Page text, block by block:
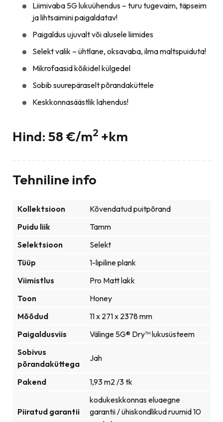
Liimivaba 5G lukuühendus – turu tugevaim, täpseim
ja lihtsaimini paigaldatav!
Paigaldus ujuvalt või alusele liimides
Selekt valik – ühtlane, oksavaba, ilma maltspuiduta!
Mikrofaasid kõikidel külgedel
Sobib suurepäraselt põrandaküttele
Keskkonnasäästlik lahendus!
Hind: 58 €/m2 +km
Tehniline info
Kollektsioon
Kõvendatud puitpõrand
Puidu liik
Tamm
Selektsioon
Selekt
Tüüp
1-lipiline plank
Viimistlus
Pro Matt lakk
Toon
Honey
Mõõdud
11 x 271 x 2378 mm
Paigaldusviis
Välinge 5G® Dry™ lukusüsteem
Sobivus
põrandaküttega
Jah
Pakend 1,93 m2 /3 tk
Piiratud garantii
kodukeskkonnas eluaegne
garantii / ühiskondlikud ruumid 10